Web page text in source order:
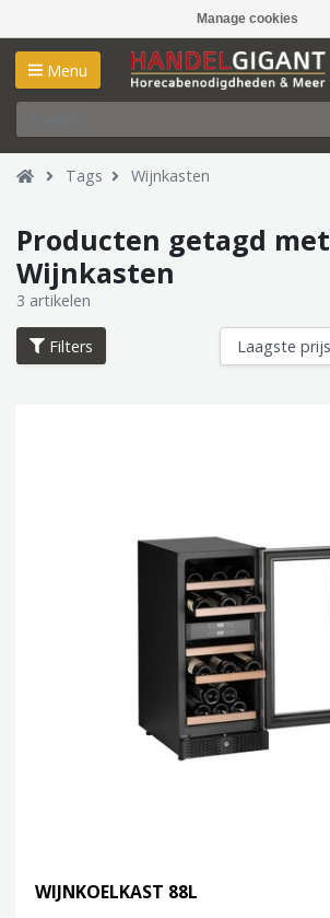
Manage cookies
Menu
Tags Wijnkasten
Producten getagd met
Wijnkasten
3 artikelen
Filters
WIJNKOELKAST 88L